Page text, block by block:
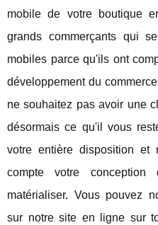
mobile de votre boutique
grands commerçants qui
mobiles parce qu'ils ont
développement du
ne souhaitez pas avoir une
désormais ce qu'il vous
votre entière disposition et
compte votre
matérialiser. Vous pouvez
sur notre site en ligne sur